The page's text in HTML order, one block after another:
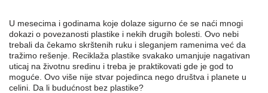
U mesecima i godinama koje dolaze sigurno će se naći mnogi
dokazi o povezanosti plastike i nekih drugih bolesti. Ovo nebi
trebali da čekamo skrštenih ruku i sleganjem ramenima već da
tražimo rešenje. Reciklaža plastike svakako umanjuje nagativan
uticaj na životnu sredinu i treba je praktikovati gde je god to
moguće. Ovo više nije stvar pojedinca nego društva i planete u
celini. Da li budućnost bez plastike?